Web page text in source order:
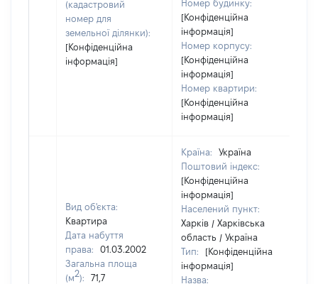
(кадастровий
номер для
земельної ділянки):
[Конфіденційна
інформація]
Номер будинку:
[Конфіденційна
інформація]
Номер корпусу:
[Конфіденційна
інформація]
Номер квартири:
[Конфіденційна
інформація]
Вид об'єкта:
Квартира
Дата набуття
права:
01.03.2002
Загальна площа
(м2):
71,7
Країна:
Україна
Поштовий індекс:
[Конфіденційна
інформація]
Населений пункт:
Харків / Харківська
область / Україна
Тип:
[Конфіденційна
інформація]
Назва: